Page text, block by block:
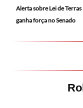
Alerta sobre Lei de Terras
ganha força no Senado